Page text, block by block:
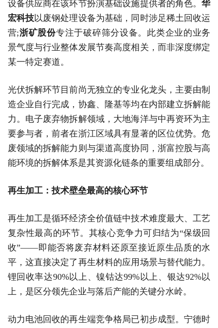
设备供应商在该环节扮演基础设施提供者的角色。华
宏科技以废钢处理设备为基础，同时涉足稀土回收运
营;浙矿股份专注于破碎筛分设备。此类企业的业务
景气度与行业整体发展节奏高度相关，而非深度绑定
某一特定赛道。
光伏拆解环节目前尚无独立的专业化龙头，主要由制
造企业自行完成，协鑫、隆基等均在内部建立拆解能
力。电子废弃物拆解领域，大地海洋与中再资环为主
要参与者，前者在浙江区域具有显著的区位优势。危
废领域的拆解能力则与渠道高度协同，浙富控股与高
能环境的拆解体系是其资源化链条的重要组成部分。
再生加工：技术壁垒最高的核心环节
再生加工是循环经济全价值链中技术难度最大、工艺
复杂性最高的环节。其核心竞争力可归结为“保级回
收”——即能否将废弃材料还原至接近原生品质的水
平，这直接决定了再生材料的应用场景与替代能力。
锂回收率达90%以上、镍钴达99%以上、银达92%以
上，是区分领先企业与落后产能的关键分水岭。
动力电池回收的再生端竞争格局已初步成型。宁德时